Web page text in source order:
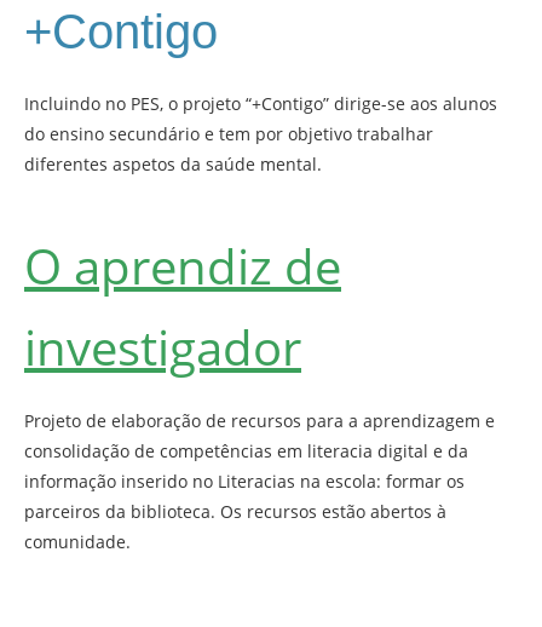
+Contigo
Incluindo no PES, o projeto “+Contigo” dirige-se aos alunos
do ensino secundário e tem por objetivo trabalhar
diferentes aspetos da saúde mental.
O aprendiz de
investigador
Projeto de elaboração de recursos para a aprendizagem e
consolidação de competências em literacia digital e da
informação inserido no Literacias na escola: formar os
parceiros da biblioteca. Os recursos estão abertos à
comunidade.